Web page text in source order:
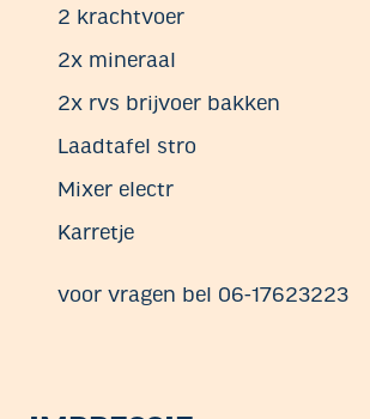
2 krachtvoer
2x mineraal
2x rvs brijvoer bakken
Laadtafel stro
Mixer electr
Karretje
voor vragen bel 06-17623223